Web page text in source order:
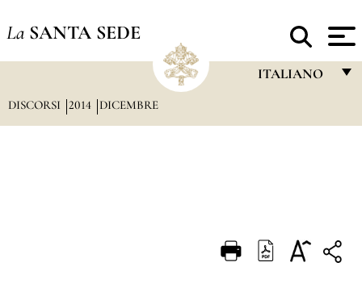
La SANTA SEDE
ITALIANO
DEUTSCH
DISCORSI 2014 DICEMBRE